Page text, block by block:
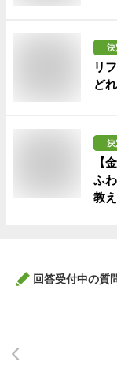
決
リ
ど
決
【
ふ
教
回答受付中の質